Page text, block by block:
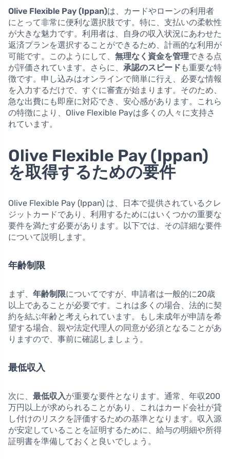
Olive Flexible Pay (Ippan)は、カードやローンの利用者
にとって非常に便利な選択肢です。特に、支払いの柔軟性
が大きな魅力です。利用者は、自身の収入状況にあわせた
返済プランを選択することができるため、計画的な利用が
可能です。このようにして、 無理なく資金を管理できる点
が評価されています。さらに、 承認のスピード も重要な特
徴です。申し込みはオンラインで簡単に行え、必要な情報
を入力するだけで、すぐに審査が始まります。そのため、
急な出費にも即座に対応でき、安心感があります。これら
の特徴により、Olive Flexible Payは多くの人々に支持さ
れています。
Olive Flexible Pay (Ippan)
を取得するための要件
Olive Flexible Pay (Ippan) は、日本で提供されているクレ
ジットカードであり、利用するためにはいくつかの重要な
要件を満たす必要があります。以下では、その詳細な要件
について説明します。
年齢制限
まず、 年齢制限についてですが、申請者は一般的に20歳
以上であることが必要です。これは多くの場合、法的に契
約を結ぶ年齢と考えられています。もし未成年が申請を希
望する場合、親や法定代理人の同意が必須となることがあ
りますので、事前に確認しましょう。
最低収入
次に、 最低収入が重要な要件となります。通常、年収200
万円以上が求められることがあり、これはカード会社が貸
し付けのリスクを評価するための基準となります。収入源
が安定していることを証明するために、給与の明細や所得
証明書を準備しておくと良いでしょう。